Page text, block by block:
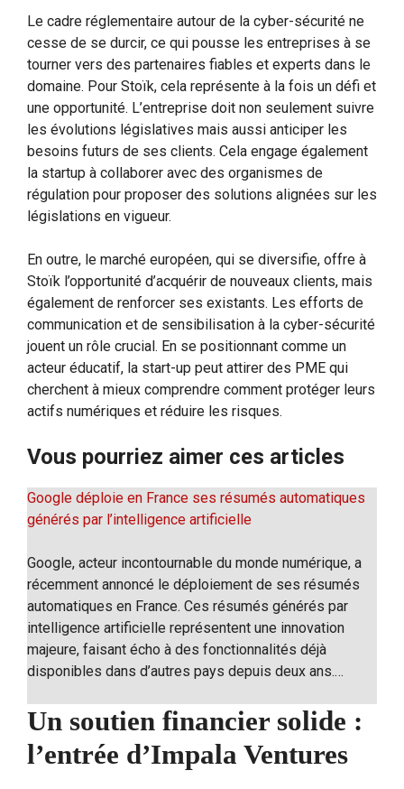
Le cadre réglementaire autour de la cyber-sécurité ne
cesse de se durcir, ce qui pousse les entreprises à se
tourner vers des partenaires fiables et experts dans le
domaine. Pour Stoïk, cela représente à la fois un défi et
une opportunité. L’entreprise doit non seulement suivre
les évolutions législatives mais aussi anticiper les
besoins futurs de ses clients. Cela engage également
la startup à collaborer avec des organismes de
régulation pour proposer des solutions alignées sur les
législations en vigueur.
En outre, le marché européen, qui se diversifie, offre à
Stoïk l’opportunité d’acquérir de nouveaux clients, mais
également de renforcer ses existants. Les efforts de
communication et de sensibilisation à la cyber-sécurité
jouent un rôle crucial. En se positionnant comme un
acteur éducatif, la start-up peut attirer des PME qui
cherchent à mieux comprendre comment protéger leurs
actifs numériques et réduire les risques.
Vous pourriez aimer ces articles
Google déploie en France ses résumés automatiques
générés par l’intelligence artificielle
Google, acteur incontournable du monde numérique, a
récemment annoncé le déploiement de ses résumés
automatiques en France. Ces résumés générés par
intelligence artificielle représentent une innovation
majeure, faisant écho à des fonctionnalités déjà
disponibles dans d’autres pays depuis deux ans.…
Un soutien financier solide :
l’entrée d’Impala Ventures